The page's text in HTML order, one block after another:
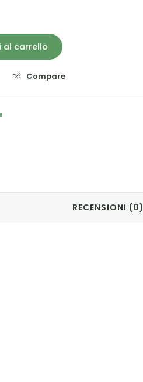
al carrello
Compare
RECENSIONI (0)